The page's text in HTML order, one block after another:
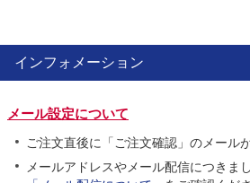
インフォメーション
メール設定について
ご注文直後に「ご注文確認」のメール
メールアドレスやメール配信につきま